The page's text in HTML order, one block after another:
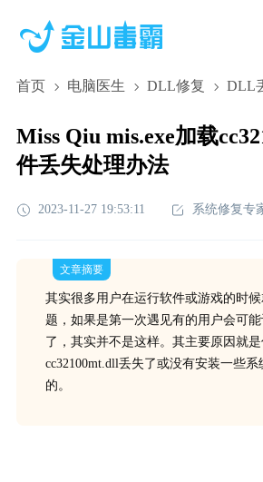
首页 电脑医生 DLL修复 DLL
Miss Qiu mis.exe加载
件丢失处理办法
2023-11-27 19:53:11 系统修复专
文章摘要
其实很多用户在运行软件或游戏的时
题，如果是第一次遇见有的用户会可
了，其实并不是这样。其主要原因就
cc32100mt.dll丢失了或没有安装一些
的。